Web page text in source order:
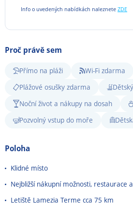
Info o uvedených nabídkách naleznete ZDE
Proč právě sem
Přímo na pláži
Wi-Fi zdarma
Plážové osušky zdarma
Noční život a nákupy na dosah
Pozvolný vstup do moře
Poloha
Klidné místo
Nejbližší nákupní možnosti, restaurace
Letiště Lamezia Terme cca 75 km